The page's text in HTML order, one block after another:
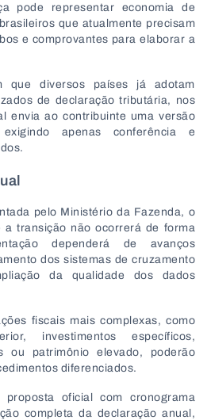
pode representar economia de
que atualmente precisam
e comprovantes para elaborar a
que diversos países já adotam
de declaração tributária, nos
envia ao contribuinte uma versão
apenas conferência e
pelo Ministério da Fazenda, o
a transição não ocorrerá de forma
dependerá de avanços
dos sistemas de cruzamento
da qualidade dos dados
fiscais mais complexas, como
investimentos específicos,
ou patrimônio elevado, poderão
diferenciados.
oficial com cronograma
completa da declaração anual,